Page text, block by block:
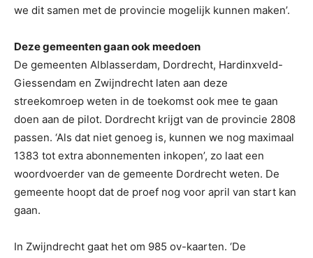
we dit samen met de provincie mogelijk kunnen maken’.
Deze gemeenten gaan ook meedoen
De gemeenten Alblasserdam, Dordrecht, Hardinxveld-
Giessendam en Zwijndrecht laten aan deze
streekomroep weten in de toekomst ook mee te gaan
doen aan de pilot. Dordrecht krijgt van de provincie 2808
passen. ‘Als dat niet genoeg is, kunnen we nog maximaal
1383 tot extra abonnementen inkopen’, zo laat een
woordvoerder van de gemeente Dordrecht weten. De
gemeente hoopt dat de proef nog voor april van start kan
gaan.
In Zwijndrecht gaat het om 985 ov-kaarten. ‘De